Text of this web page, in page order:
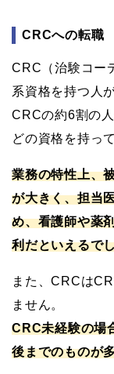
CRCへの転職
CRC（治験コー
系資格を持つ人
CRCの約6割の
どの資格を持っ
業務の特性上、
が大きく、担当
め、看護師や薬
利だといえるで
また、CRCは
ません。
CRC未経験の場
後までのものが